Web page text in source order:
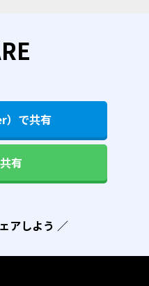
で共有
有
アしよう ／